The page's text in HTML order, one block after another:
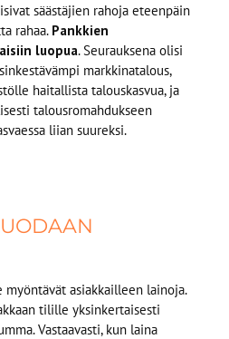
säästäjien rahoja eteenpäin
rahaa. Pankkien
luopua. Seurauksena olisi
markkinatalous,
haitallista talouskasvua, ja
talousromahdukseen
liian suureksi.
myöntävät asiakkailleen lainoja.
tilille yksinkertaisesti
Vastaavasti, kun laina